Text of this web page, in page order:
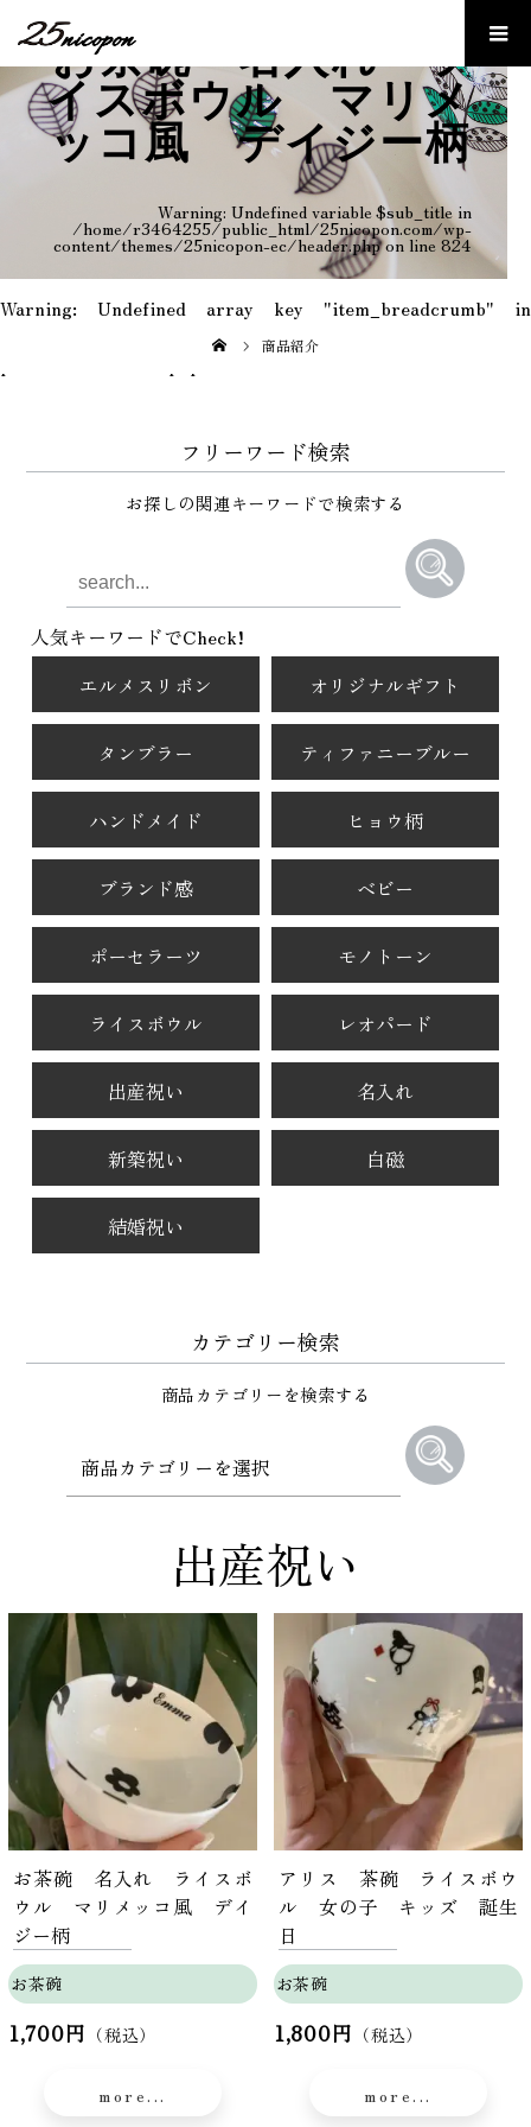
お茶碗 名入れ ラ
イスボウル マリメ
ッコ風 デイジー柄
Warning: Undefined variable $sub_title in
/home/r3464255/public_html/25nicopon.com/wp-
content/themes/25nicopon-ec/header.phpon line824
Warning: Undefined array key "item_breadcrumb" in
/home/r3464255/public_html/25nicopon.com/wp-
content/themes/25nicopon-ec/template-
商品紹介
フリーワード検索
お探しの関連キーワードで検索する
人気キーワードでCheck!
エルメスリボン
オリジナルギフト
タンブラー ティファニーブルー
ハンドメイド ヒョウ柄
ブランド感 ベビー
ポーセラーツ モノトーン
ライスボウル レオパード
出産祝い 名入れ
新築祝い 白磁
結婚祝い
カテゴリー検索
商品カテゴリーを検索する
出産祝い
お茶碗 名入れ ライスボ
ウル マリメッコ風 デイ
ジー柄
お茶碗
1,700円 （税込）
more...
アリス 茶碗 ライスボウ
ル 女の子 キッズ 誕生
日
お茶碗
1,800円 （税込）
more...